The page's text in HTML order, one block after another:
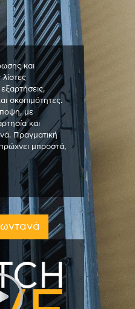
και
σκοπιμότητες.
με
και
Πραγματική
μπροστά,